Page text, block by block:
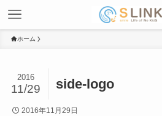
ホーム
side-logo
2016
11/29
2016年11月29日